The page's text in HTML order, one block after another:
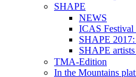
SHAPE
NEWS
ICAS Festival
SHAPE
SHAPE
TMA-Edition
In the Mountains